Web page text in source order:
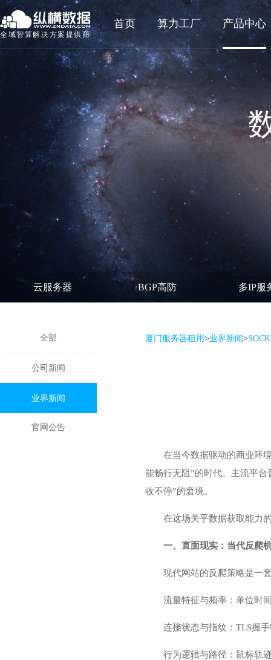
全域智算解决方案提供商
首页 算力工厂 产品中心
云服务器 BGP高防 多IP服
全部
公司新闻
业界新闻
官网公告
厦门服务器租用>业界新闻>
在当今数据驱动的商业环
能畅行无阻”的时代。主流平
收不停”的窘境。
在这场关乎数据获取能力
一、直面现实：当代反爬
现代网站的反爬策略是一
流量特征与频率：单位时
连接状态与指纹：TLS握
行为逻辑与路径：鼠标轨